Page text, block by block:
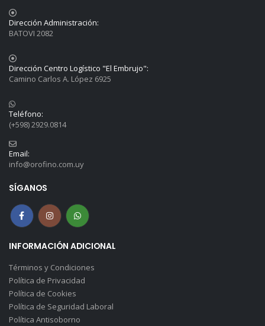
Dirección Administración:
BATOVI 2082
Dirección Centro Logístico "El Embrujo":
Camino Carlos A. López 6925
Teléfono:
(+598) 2929.0814
Email:
info@orofino.com.uy
SÍGANOS
INFORMACIÓN ADICIONAL
Términos y Condiciones
Política de Privacidad
Política de Cookies
Política de Seguridad Laboral
Política Antisoborno